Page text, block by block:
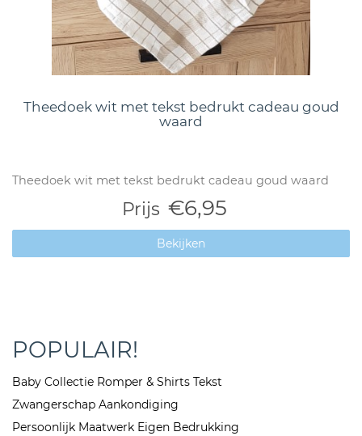
Theedoek wit met tekst bedrukt cadeau goud
waard
Theedoek wit met tekst bedrukt cadeau goud waard
Prijs €6,95
Bekijken
POPULAIR!
Baby Collectie Romper & Shirts Tekst
Zwangerschap Aankondiging
Persoonlijk Maatwerk Eigen Bedrukking